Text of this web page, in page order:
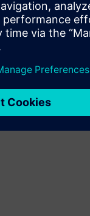
napredno
pomažu CFD
za preciznu